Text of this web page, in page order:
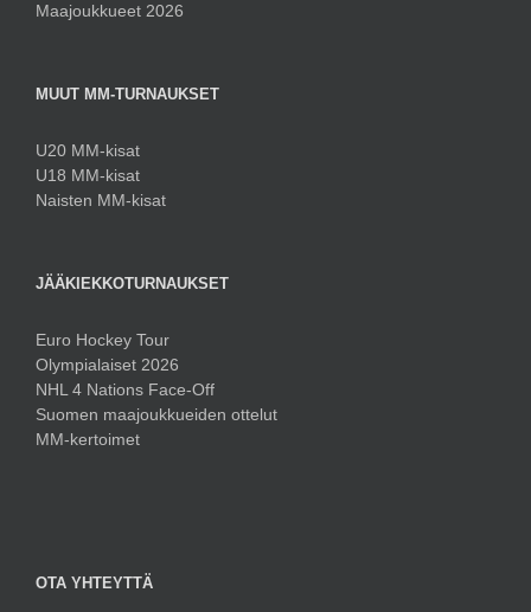
Maajoukkueet 2026
MUUT MM-TURNAUKSET
U20 MM-kisat
U18 MM-kisat
Naisten MM-kisat
JÄÄKIEKKOTURNAUKSET
Euro Hockey Tour
Olympialaiset 2026
NHL 4 Nations Face-Off
Suomen maajoukkueiden ottelut
MM-kertoimet
OTA YHTEYTTÄ